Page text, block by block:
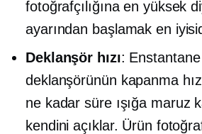
fotoğrafçılığına en yüksek
ayarından başlamak en
Deklanşör hızı: Enstantane
deklanşörünün kapanma
ne kadar süre ışığa maruz
kendini açıklar. Ürün